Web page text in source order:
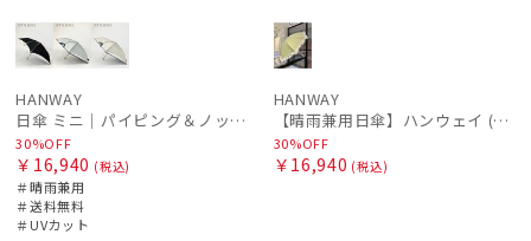
在庫表示
販売状況
入荷状況
HANWAY
日傘 ミニ｜パイピング＆ノットリボン [HANWAY]
30%OFF
￥16,940 (税込)
＃晴雨兼用
＃送料無料
＃UVカット
HANWAY
【晴雨兼用日傘】ハンウェイ (HANWAY) Daisy Dukes ? L（デイジー・デュークス・エル） 雨の日OK 一級遮光 遮熱 日本製 UV 晴雨兼用暑さ対策、紫外線対策、親骨：～50cm
30%OFF
￥16,940 (税込)